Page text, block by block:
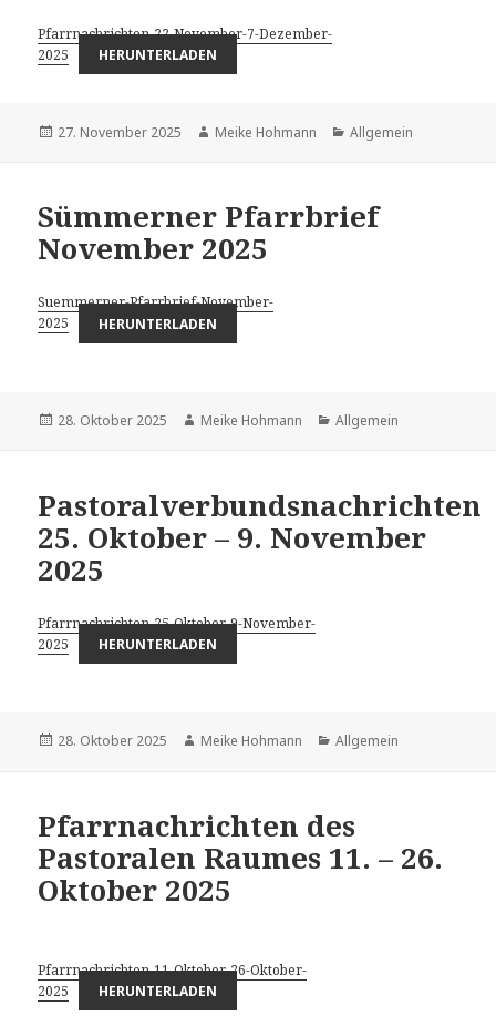
Pfarrnachrichten-22-November-7-Dezember-
2025
HERUNTERLADEN
Veröffentlicht
27. November 2025 Autor
Meike Hohmann Kategorien
Allgemein
Sümmerner Pfarrbrief
November 2025
Suemmerner-Pfarrbrief-November-
2025
HERUNTERLADEN
Veröffentlicht
28. Oktober 2025 Autor
Meike Hohmann Kategorien
Allgemein
Pastoralverbundsnachrichten
25. Oktober – 9. November
2025
Pfarrnachrichten-25-Oktober-9-November-
2025
HERUNTERLADEN
Veröffentlicht
28. Oktober 2025 Autor
Meike Hohmann Kategorien
Allgemein
Pfarrnachrichten des
Pastoralen Raumes 11. – 26.
Oktober 2025
Pfarrnachrichten-11-Oktober-26-Oktober-
2025
HERUNTERLADEN